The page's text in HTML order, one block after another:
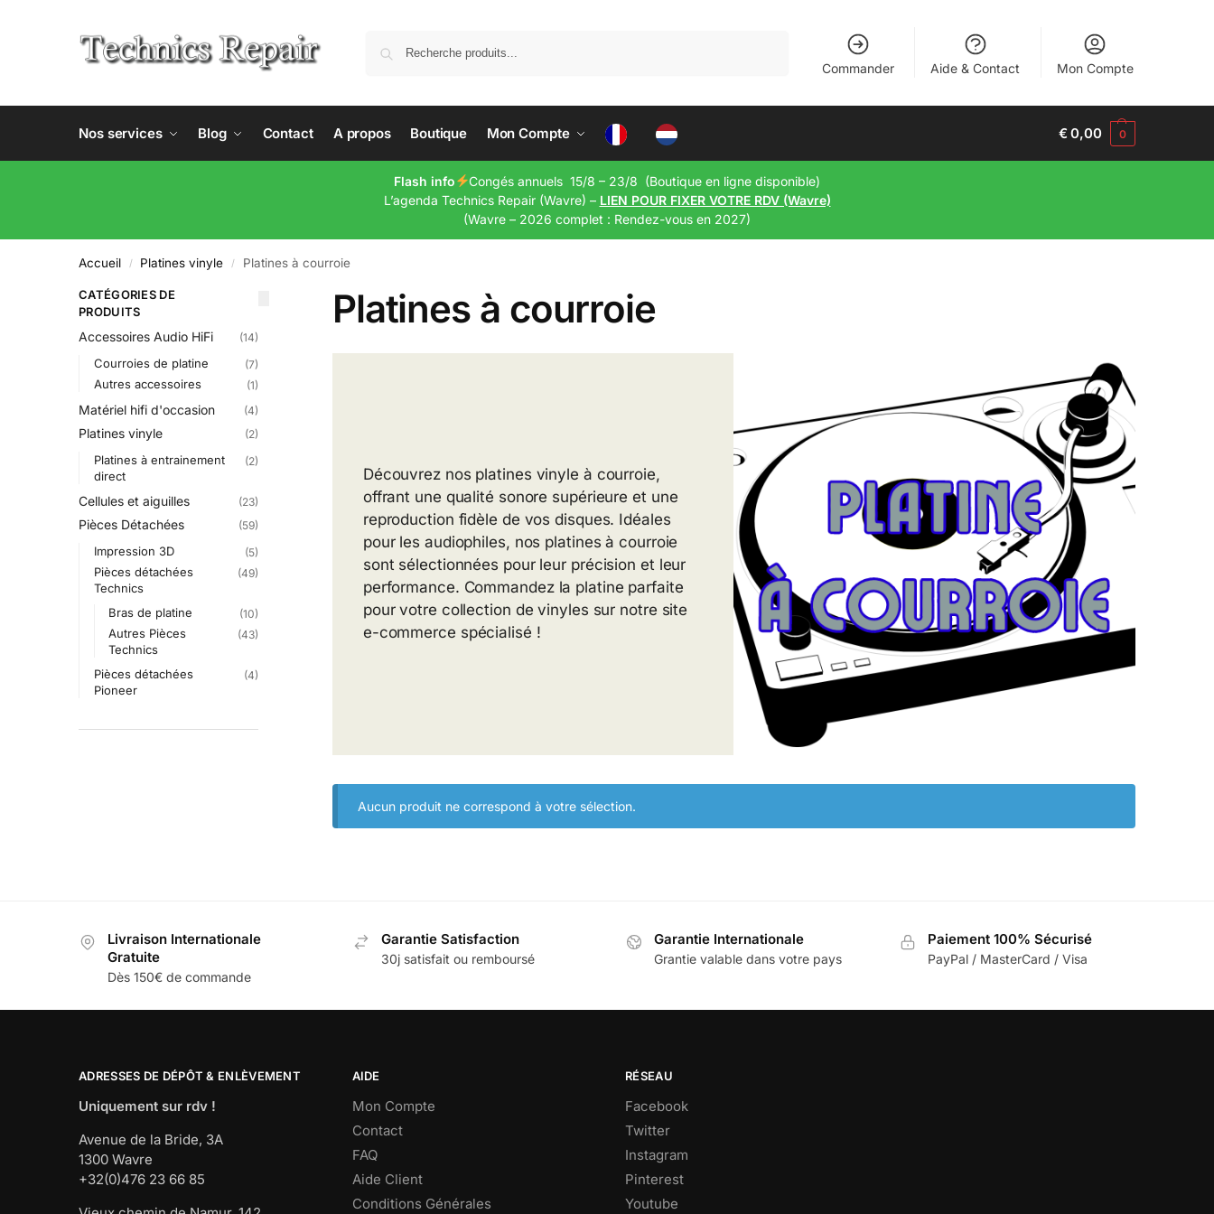
Commander Aide & Contact Mon Compte
Nos services Blog Contact A propos Boutique Mon Compte €0,00 0
Flash info
Congés annuels 15/8 – 23/8 (Boutique en ligne disponible)
L’agenda Technics Repair (Wavre) – LIEN POUR FIXER VOTRE RDV (Wavre)
(Wavre – 2026 complet : Rendez-vous en 2027)
Accueil / Platines vinyle / Platines à courroie
Platines à courroie
Découvrez nos platines vinyle à courroie,
offrant une qualité sonore supérieure et une
reproduction fidèle de vos disques. Idéales
pour les audiophiles, nos platines à courroie
sont sélectionnées pour leur précision et leur
performance. Commandez la platine parfaite
pour votre collection de vinyles sur notre site
e-commerce spécialisé !
Aucun produit ne correspond à votre sélection.
CATÉGORIES DE
PRODUITS
Accessoires Audio HiFi (14)
Courroies de platine (7)
Autres accessoires (1)
Matériel hifi d'occasion (4)
Platines vinyle (2)
Platines à entrainement
direct
(2)
Cellules et aiguilles (23)
Pièces Détachées (59)
Impression 3D (5)
Pièces détachées
Technics
(49)
Bras de platine (10)
Autres Pièces
Technics
(43)
Pièces détachées
Pioneer
(4)
Livraison Internationale
Gratuite
Dès 150€ de commande
Garantie Satisfaction
30j satisfait ou remboursé
Garantie Internationale
Grantie valable dans votre pays
Paiement 100% Sécurisé
PayPal / MasterCard / Visa
ADRESSES DE DÉPÔT & ENLÈVEMENT
Uniquement sur rdv !
Avenue de la Bride, 3A
1300 Wavre
+32(0)476 23 66 85
AIDE
Mon Compte
Contact
FAQ
Aide Client
Conditions Générales
RÉSEAU
Facebook
Twitter
Instagram
Pinterest
Youtube